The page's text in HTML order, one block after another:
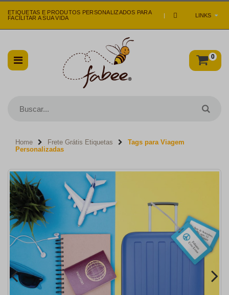
LINKS
ETIQUETAS E PRODUTOS PERSONALIZADOS PARA
FACILITAR A SUA VIDA
|
0
Home Frete Grátis Etiquetas
Tags para Viagem
Personalizadas